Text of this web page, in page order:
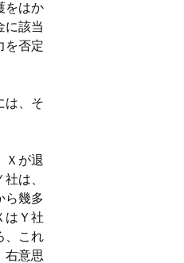
をはか
に該当
を否定
は、そ
Ｘが退
は、
ら幾多
はＹ社
、これ
右意思